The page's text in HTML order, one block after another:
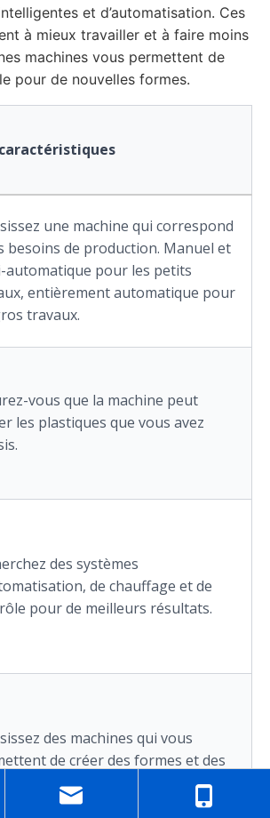
et d’automatisation. Ces
à mieux travailler et à faire moins
machines vous permettent de
pour de nouvelles formes.
une machine qui correspond
besoins de production. Manuel et
automatique pour les petits
entièrement automatique pour
travaux.
vous que la machine peut
les plastiques que vous avez
des systèmes
de chauffage et de
pour de meilleurs résultats.
des machines qui vous
de créer des formes et des
spéciales.